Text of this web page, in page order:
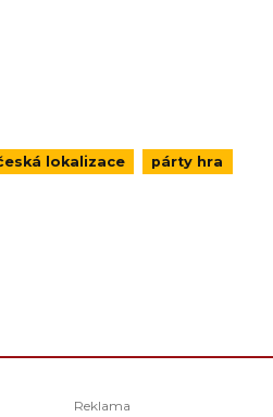
lokalizace párty hra